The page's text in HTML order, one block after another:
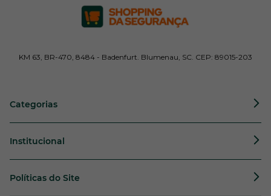
KM 63, BR-470, 8484 - Badenfurt. Blumenau, SC. CEP: 89015-203
Categorias
Institucional
Políticas do Site